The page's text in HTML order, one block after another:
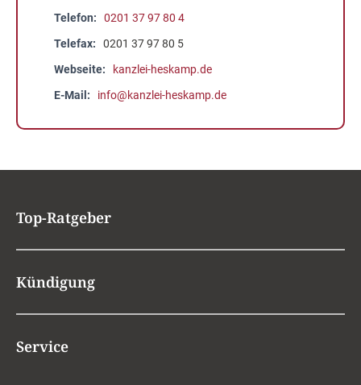
Telefon
0201 37 97 80 4
Telefax
0201 37 97 80 5
Webseite
kanzlei-heskamp.de
E-Mail
info@kanzlei-heskamp.de
Top-Ratgeber
Kündigung
Service